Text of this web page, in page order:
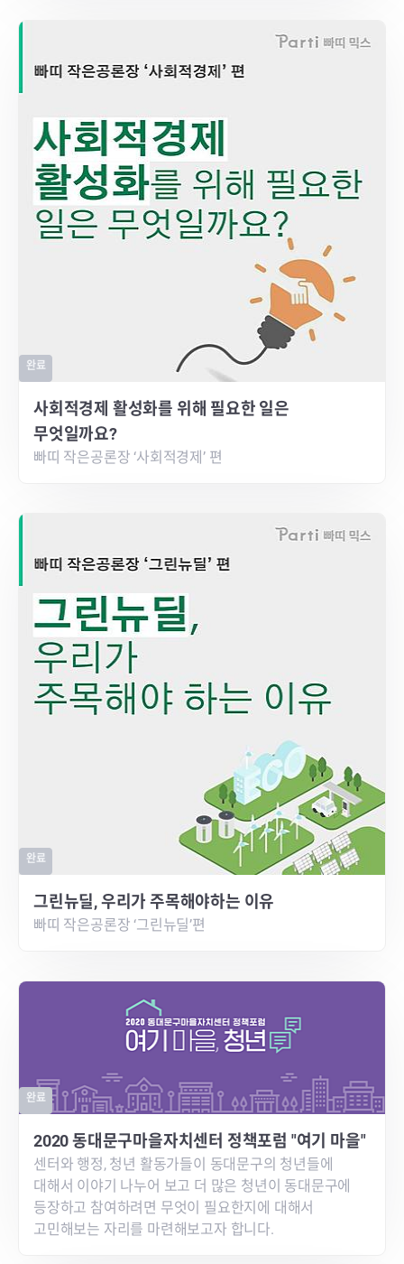
완료
사회적경제 활성화를 위해 필요한 일은
무엇일까요?
빠띠 작은공론장 ‘사회적경제’ 편
완료
그린뉴딜, 우리가 주목해야하는 이유
빠띠 작은공론장 ‘그린뉴딜’편
완료
2020 동대문구마을자치센터 정책포럼 "여기 마을"
센터와 행정, 청년 활동가들이 동대문구의 청년들에
대해서 이야기 나누어 보고 더 많은 청년이 동대문구에
등장하고 참여하려면 무엇이 필요한지에 대해서
고민해보는 자리를 마련해보고자 합니다.